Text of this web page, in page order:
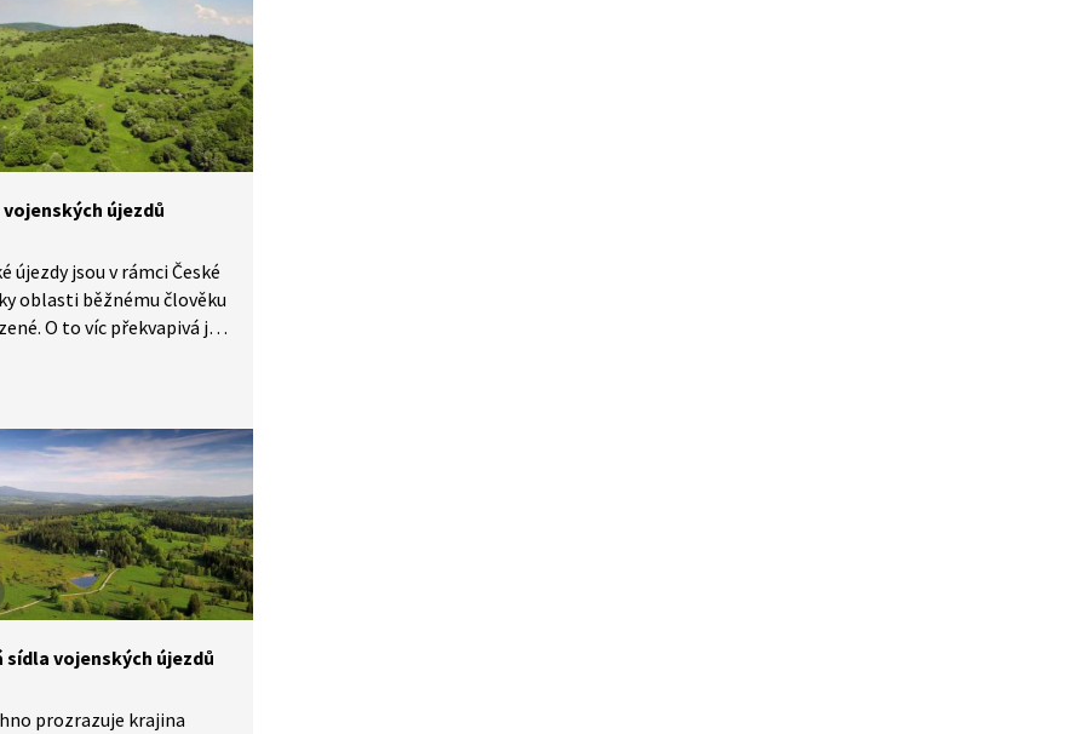
republice. Nachází se
známá hora jižní části
Knížecí stolec, která je
nepřístupná.
újezdů
újezdy jsou v rámci České
oblasti běžnému člověku
O to víc překvapivá je
horách překvapí
listnáčů. Poměrně nízké
působí se svými
dojmem skutečných hor.
újezd Boletice střídající
přírodní krajinu nás zase
příroda s nespoutaným
vody daleko lépe
sídla vojenských újezdů
prozrazuje krajina